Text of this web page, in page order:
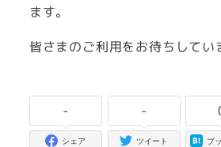
ます。
皆さまのご利用をお待ちしてい
-
シェア
-
ツイート ブ